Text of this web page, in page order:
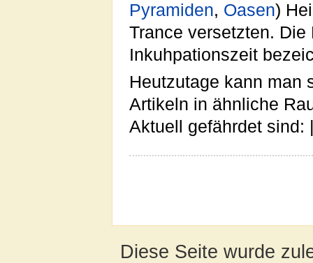
Pyramiden, Oasen)
Trance versetzten.
Inkuhpationszeit
Heutzutage kann man
Artikeln in ähnliche
Aktuell gefährdet sind:
Diese Seite wurde